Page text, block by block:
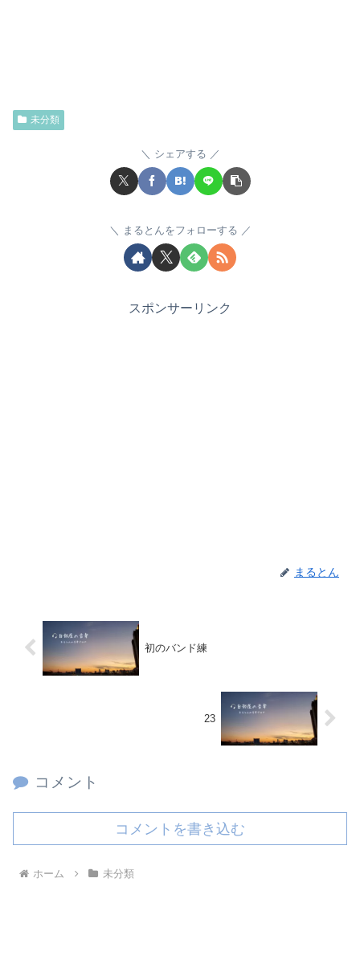
未分類
シェアする
まるとんをフォローする
スポンサーリンク
まるとん
初のバンド練
23
コメント
コメントを書き込む
ホーム 未分類